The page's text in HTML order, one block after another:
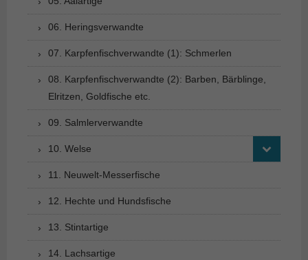
06. Heringsverwandte
07. Karpfenfischverwandte (1): Schmerlen
08. Karpfenfischverwandte (2): Barben, Bärblinge,
Elritzen, Goldfische etc.
09. Salmlerverwandte
10. Welse
11. Neuwelt-Messerfische
12. Hechte und Hundsfische
13. Stintartige
14. Lachsartige